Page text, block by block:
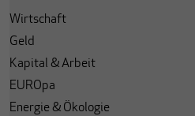
Wirtschaft
Geld
Kapital & Arbeit
EUROpa
Energie & Ökologie